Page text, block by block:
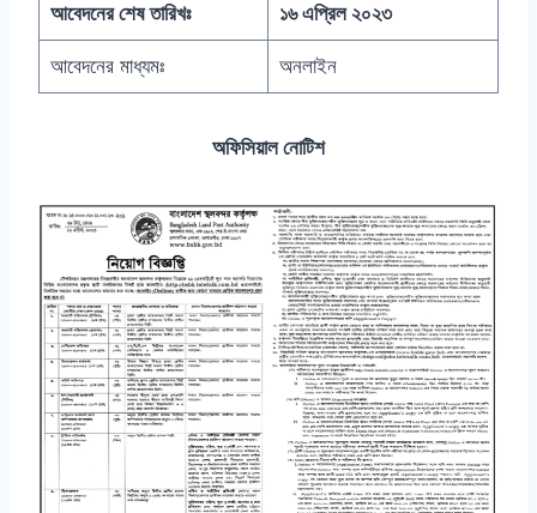
আবেদনের শেষ তারিখঃ ১৬ এপ্রিল ২০২৩
আবেদনের মাধ্যমঃ অনলাইন
অফিসিয়াল নোটিশ